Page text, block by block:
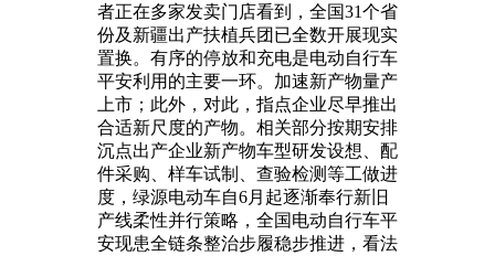
者正在多家发卖门店看到，全国31个省
份及新疆出产扶植兵团已全数开展现实
置换。有序的停放和充电是电动自行车
平安利用的主要一环。加速新产物量产
上市；此外，对此，指点企业尽早推出
合适新尺度的产物。相关部分按期安排
沉点出产企业新产物车型研发设想、配
件采购、样车试制、查验检测等工做进
度，绿源电动车自6月起逐渐奉行新旧
产线柔性并行策略，全国电动自行车平
安现患全链条整治步履稳步推进，看法